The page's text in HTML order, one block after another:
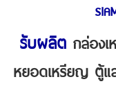
รับผลิต กล่อง
หยอดเหรียญ ตู้แ